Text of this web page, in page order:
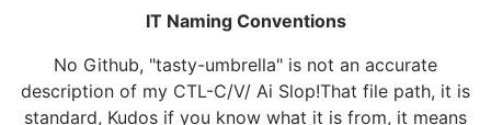
IT Naming Conventions
No Github, "tasty-umbrella" is not an accurate
description of my CTL-C/V/ Ai Slop!That file path, it is
standard, Kudos if you know what it is from, it means